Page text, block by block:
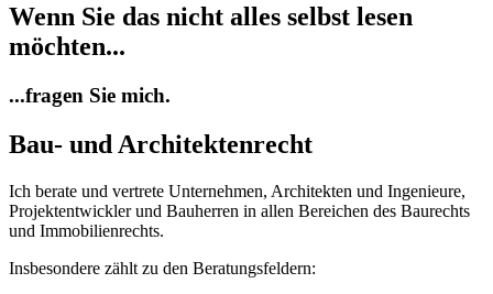
Wenn Sie das nicht alles selbst lesen
möchten...
...fragen Sie mich.
Bau- und Architektenrecht
Ich be­rate und ver­trete Unternehmen, Ar­chi­tek­ten und Ingenieure,
Pro­jekt­ent­wick­ler und Bau­her­ren in al­len Be­rei­chen des Bau­rechts
und Immobilienrechts.
Insbesondere zählt zu den Beratungsfeldern: